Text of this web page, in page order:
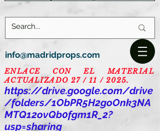
info@madridprops.com
ENLACE CON EL MATERIAL
ACTUALIZADO 27 / 11 / 2025.
https://drive.google.com/drive
/folders/1ObPR5H2goOnk3NA
MTQ12ovQb0fgm1R_2?
usp=sharing